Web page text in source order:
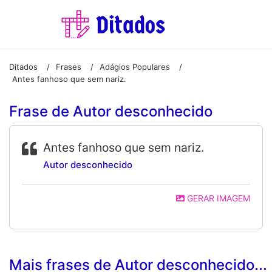
Ditados / Frases / Adágios Populares
/
Antes fanhoso que sem nariz.
Frase de Autor desconhecido
Antes fanhoso que sem nariz.
Autor desconhecido
GERAR IMAGEM
Mais frases de Autor desconhecido...